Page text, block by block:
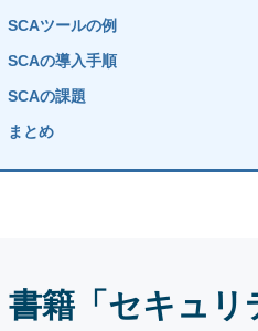
SCAツールの例
SCAの導入手順
SCAの課題
まとめ
書籍「セキュリ